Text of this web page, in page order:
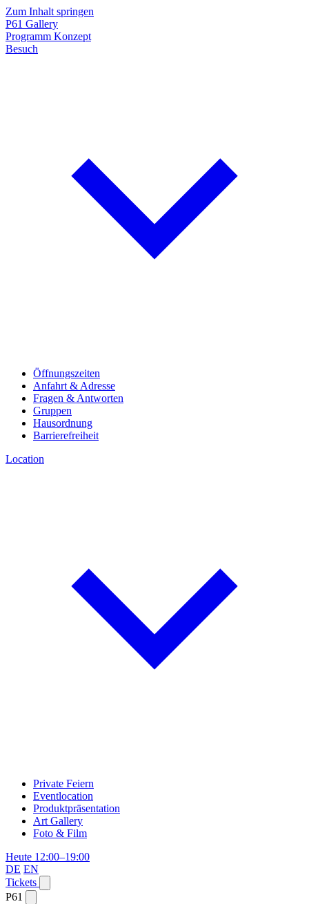
Zum Inhalt springen
P61 Gallery
Programm Konzept
Besuch
Öffnungszeiten
Anfahrt & Adresse
Fragen & Antworten
Gruppen
Hausordnung
Barrierefreiheit
Location
Private Feiern
Eventlocation
Produktpräsentation
Art Gallery
Foto & Film
Heute 12:00–19:00
DE EN
Tickets
P61